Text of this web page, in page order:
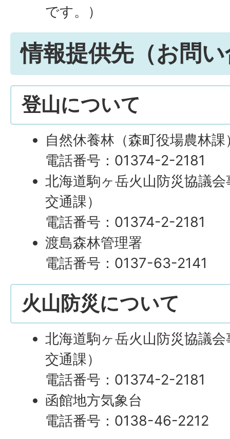
です。）
情報提供先（お問
登山について
自然休養林（森町役場農林課
電話番号：01374-2-2181
北海道駒ヶ岳火山防災協議
交通課）
電話番号：01374-2-2181
渡島森林管理署
電話番号：0137-63-2141
火山防災について
北海道駒ヶ岳火山防災協議
交通課）
電話番号：01374-2-2181
函館地方気象台
電話番号：0138-46-2212